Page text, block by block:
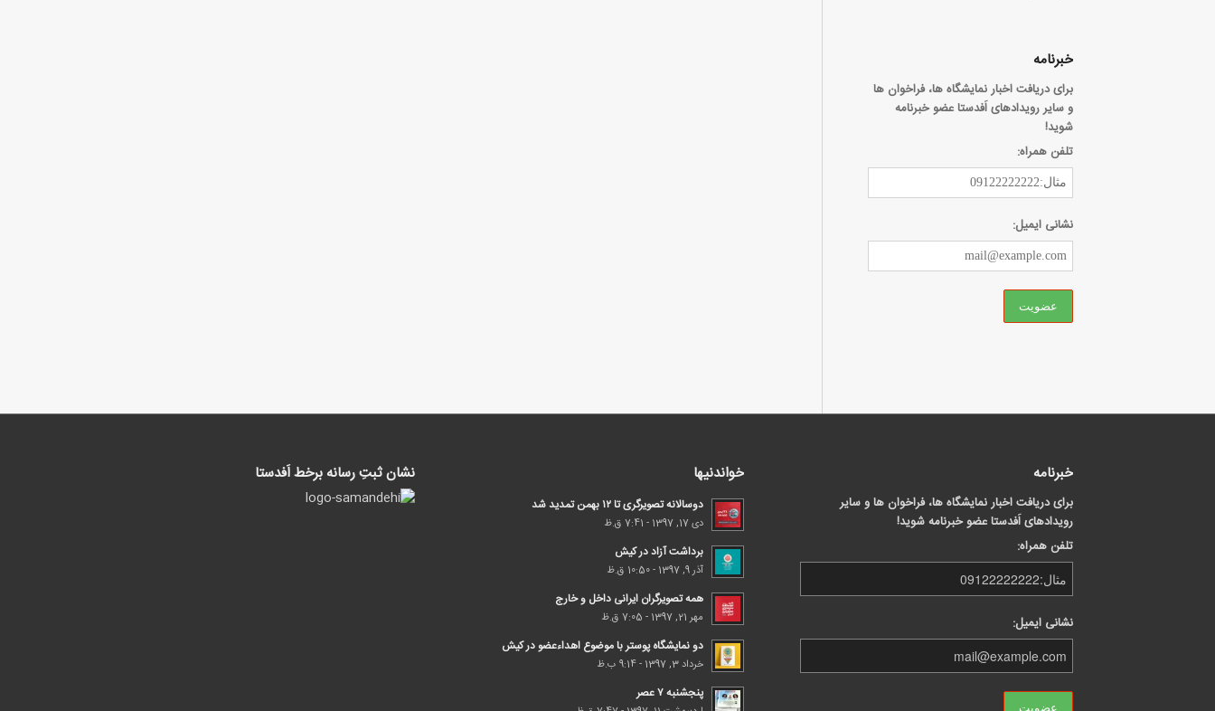
خبرنامه
برای دریافت اخبار نمایشگاه ها، فراخوان ها
و سایر رویدادهای اَفدستا عضو خبرنامه
شوید!
تلفن همراه:
نشانی ایمیل:
خبرنامه
برای دریافت اخبار نمایشگاه ها، فراخوان ها و سایر
رویدادهای اَفدستا عضو خبرنامه شوید!
تلفن همراه:
نشانی ایمیل:
خواندنیها
دوسالانه تصویرگری تا ۱۲ بهمن تمدید شد
دی 17, 1397 - 7:41 ق.ظ
برداشت آزاد در کیش
آذر 9, 1397 - 10:50 ق.ظ
همه تصویرگران ایرانی داخل و خارج
مهر 21, 1397 - 7:05 ق.ظ
دو نمایشگاه پوستر با موضوع اهداء‌عضو در کیش
خرداد 3, 1397 - 9:14 ب.ظ
پنجشنبه ۷ عصر
نشان ثبتِ رسانه برخط اَفدستا